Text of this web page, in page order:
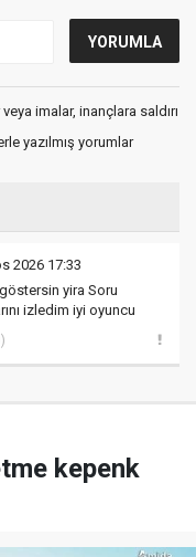
imalar, inançlara saldırı
yazılmış yorumlar
2026 17:33
yira Soru
izledim iyi oyuncu
kepenk